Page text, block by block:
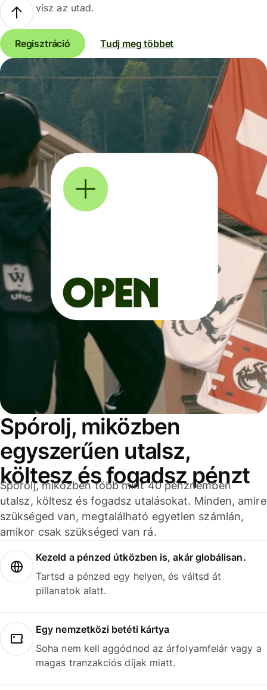
visz az utad.
Regisztráció Tudj meg többet
Spórolj, miközben
egyszerűen utalsz,
költesz és fogadsz pénzt
Spórolj, miközben több mint 40 pénznemben
utalsz, költesz és fogadsz utalásokat. Minden, amire
szükséged van, megtalálható egyetlen számlán,
amikor csak szükséged van rá.
Kezeld a pénzed útközben is, akár globálisan.
Tartsd a pénzed egy helyen, és váltsd át
pillanatok alatt.
Egy nemzetközi betéti kártya
Soha nem kell aggódnod az árfolyamfelár vagy a
magas tranzakciós díjak miatt.